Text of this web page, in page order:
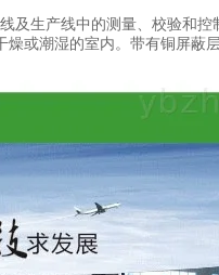
及生产线中的测量、校验和
或潮湿的室内。带有铜屏蔽